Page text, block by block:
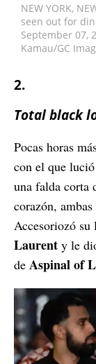
NEW YORK,
seen out for
September 07,
Kamau/GC
2.
Total black
Pocas horas
con el que
una falda corta
corazón,
Accesoriozó su
Laurent y le
de Aspinal of